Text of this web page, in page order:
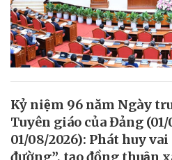
Kỷ niệm 96 năm Ngày
Tuyên giáo của Đảng (01/
01/08/2026): Phát huy
đường”, tạo đồng thuận